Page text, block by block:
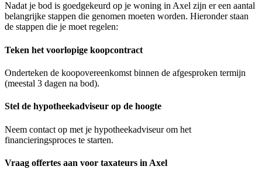
Nadat je bod is goedgekeurd op je woning in Axel zijn er een aantal
belangrijke stappen die genomen moeten worden. Hieronder staan
de stappen die je moet regelen:
Teken het voorlopige koopcontract
Onderteken de koopovereenkomst binnen de afgesproken termijn
(meestal 3 dagen na bod).
Stel de hypotheekadviseur op de hoogte
Neem contact op met je hypotheekadviseur om het
financieringsproces te starten.
Vraag offertes aan voor taxateurs in Axel